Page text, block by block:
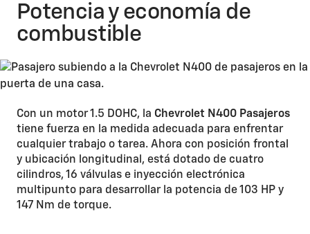
Potencia y economía de
combustible
Con un motor 1.5 DOHC, la Chevrolet N400 Pasajeros
tiene fuerza en la medida adecuada para enfrentar
cualquier trabajo o tarea. Ahora con posición frontal
y ubicación longitudinal, está dotado de cuatro
cilindros, 16 válvulas e inyección electrónica
multipunto para desarrollar la potencia de 103 HP y
147 Nm de torque.